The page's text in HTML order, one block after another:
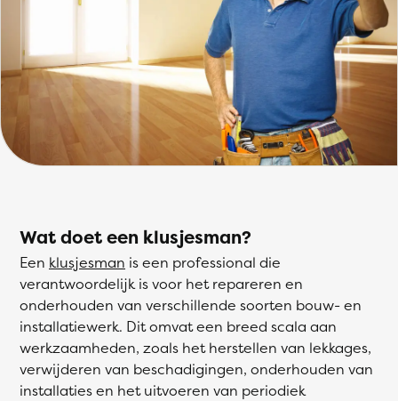
Wat doet een klusjesman?
Een klusjesman is een professional die
verantwoordelijk is voor het repareren en
onderhouden van verschillende soorten bouw- en
installatiewerk. Dit omvat een breed scala aan
werkzaamheden, zoals het herstellen van lekkages,
verwijderen van beschadigingen, onderhouden van
installaties en het uitvoeren van periodiek